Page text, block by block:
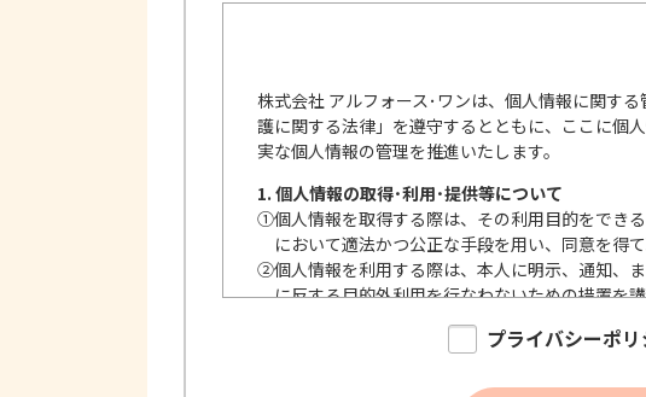
株式会社 アルフォース･ワンは、個人情報に関す
護に関する法律」を遵守するとともに、ここに個
実な個人情報の管理を推進いたします。
1. 個人情報の取得･利用･提供等について
①個人情報を取得する際は、その利用目的をでき
において適法かつ公正な手段を用い、同意を得て
②個人情報を利用する際は、本人に明示、通知、
に反する目的外利用を行なわないための措置を
個人情報を第三者に提供またはその取扱いを委
内で、適法にこれを行います。プライバシーポリ